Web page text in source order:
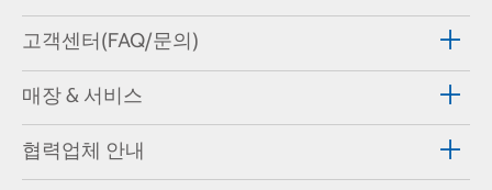
고객센터(FAQ/문의)
매장 & 서비스
협력업체 안내